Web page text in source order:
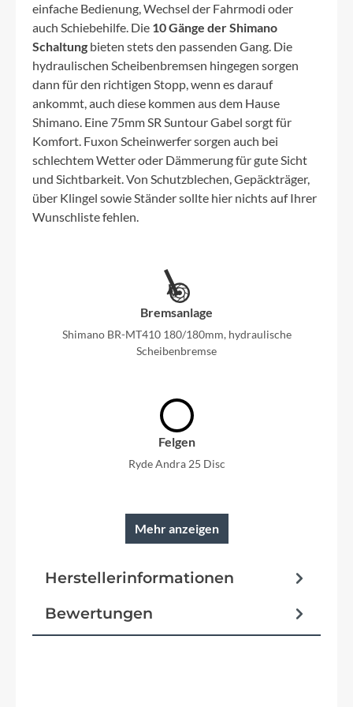
einfache Bedienung, Wechsel der Fahrmodi oder
auch Schiebehilfe. Die 10 Gänge der Shimano
Schaltung bieten stets den passenden Gang. Die
hydraulischen Scheibenbremsen hingegen sorgen
dann für den richtigen Stopp, wenn es darauf
ankommt, auch diese kommen aus dem Hause
Shimano. Eine 75mm SR Suntour Gabel sorgt für
Komfort. Fuxon Scheinwerfer sorgen auch bei
schlechtem Wetter oder Dämmerung für gute Sicht
und Sichtbarkeit. Von Schutzblechen, Gepäckträger,
über Klingel sowie Ständer sollte hier nichts auf Ihrer
Wunschliste fehlen.
Bremsanlage
Shimano BR-MT410 180/180mm, hydraulische
Scheibenbremse
Felgen
Ryde Andra 25 Disc
voll-integrierte Kabelführung
Mehr anzeigen
Herstellerinformationen
Bewertungen